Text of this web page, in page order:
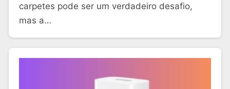
carpetes pode ser um verdadeiro desafio,
mas a…